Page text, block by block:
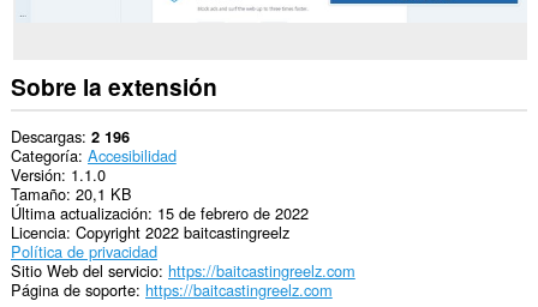
Sobre la extensión
Descargas 2 196
Categoría Accesibilidad
Versión 1.1.0
Tamaño 20,1 KB
Última actualización 15 de febrero de 2022
Licencia Copyright 2022 baitcastingreelz
Política de privacidad
Sitio Web del servicio https://baitcastingreelz.com
Página de soporte https://baitcastingreelz.com